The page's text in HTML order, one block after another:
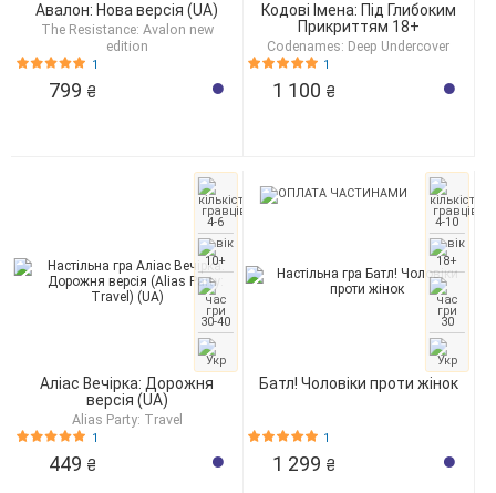
Авалон: Нова версія (UA)
The Resistance: Avalon new
edition
1
799 ₴
Кодові Імена: Під Глибоким
Прикриттям 18+
Codenames: Deep Undercover
1
1 100 ₴
Аліас Вечірка: Дорожня
версія (UA)
Alias Party: Travel
4-6
10+
30-40
1
449 ₴
Батл! Чоловіки проти жінок
4-10
18+
30
1
1 299 ₴